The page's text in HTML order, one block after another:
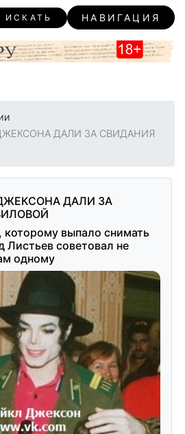
ИСКАТЬ НАВИГАЦИЯ
ДАЛИ ЗА СВИДАНИЯ
ДАЛИ ЗА
выпало снимать
Листьев советовал не
одному